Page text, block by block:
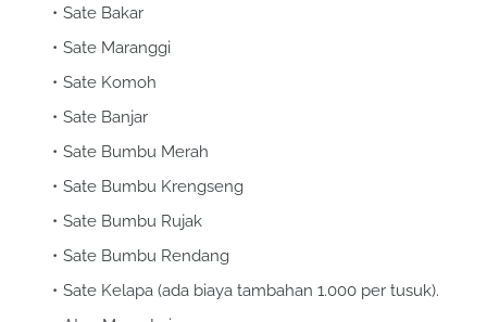
Sate Bakar
Sate Maranggi
Sate Komoh
Sate Banjar
Sate Bumbu Merah
Sate Bumbu Krengseng
Sate Bumbu Rujak
Sate Bumbu Rendang
Sate Kelapa (ada biaya tambahan 1.000 per tusuk).